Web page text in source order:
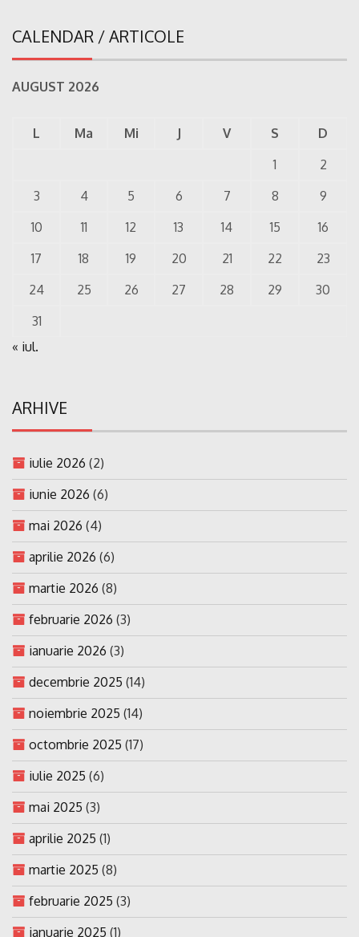
CALENDAR / ARTICOLE
AUGUST 2026
L Ma Mi J V S
D
1
2
3
4 5 6 7 8
9
10
11 12 13 14 15
16
17
18 19 20 21 22
23
24
25 26 27 28 29
30
31
« iul.
ARHIVE
iulie 2026 (2)
iunie 2026 (6)
mai 2026 (4)
aprilie 2026 (6)
martie 2026 (8)
februarie 2026 (3)
ianuarie 2026 (3)
decembrie 2025 (14)
noiembrie 2025 (14)
octombrie 2025 (17)
iulie 2025 (6)
mai 2025 (3)
aprilie 2025 (1)
martie 2025 (8)
februarie 2025 (3)
ianuarie 2025 (1)